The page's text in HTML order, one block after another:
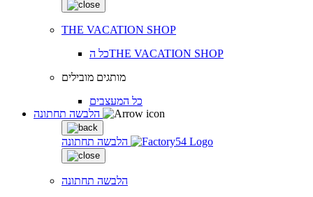
THE VACATION SHOP
כל הTHE VACATION SHOP
מותגים מובילים
כל המעצבים
הלבשה תחתונה
הלבשה תחתונה